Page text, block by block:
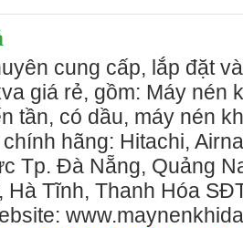
cung cấp, lắp đặt
giá rẻ, gồm: Máy nén
tần, có dầu, máy nén
hãng: Hitachi,
Tp. Đà Nẵng, Quảng
Hà Tĩnh, Thanh Hóa